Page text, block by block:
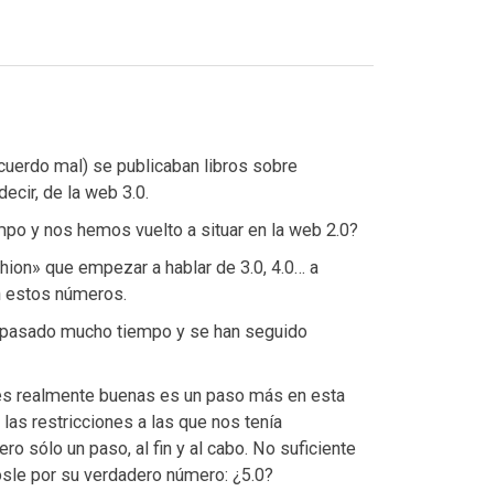
mal) se publicaban libros sobre
de la web 3.0.
y nos hemos vuelto a situar en la web 2.0?
que empezar a hablar de 3.0, 4.0… a
estos números.
mucho tiempo y se han seguido
realmente buenas es un paso más en esta
restricciones a las que nos tenía
sólo un paso, al fin y al cabo. No suficiente
por su verdadero número: ¿5.0?